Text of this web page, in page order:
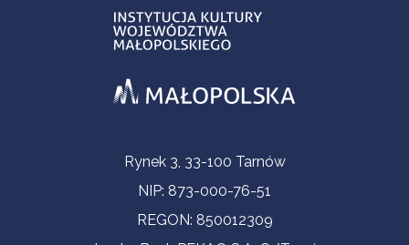
Informacje kontaktoweRynek 3, 33-100 Tarnów
NIP: 873-000-76-51
REGON: 850012309